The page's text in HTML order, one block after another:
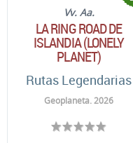
Vv. Aa.
LA RING ROAD DE
ISLANDIA (LONELY
PLANET)
Rutas Legendarias
Geoplaneta. 2026